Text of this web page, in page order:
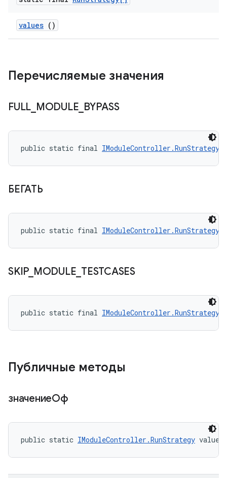
values ()
Перечисляемые значения
FULL MODULE BYPASS
public static final IModuleController.RunStrategy
БЕГАТЬ
public static final IModuleController.RunStrategy
SKIP_ MODULE TESTCASES
public static final IModuleController.RunStrategy
Публичные методы
значениеОф
public static IModuleController.RunStrategy